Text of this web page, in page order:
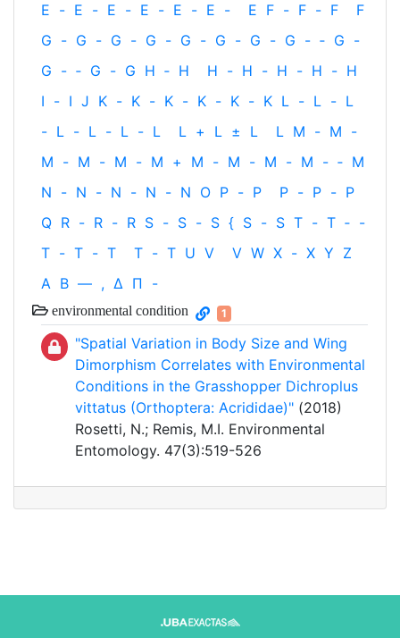
E - E - E - E - E - E - E F - F - F
F
G - G - G - G - G - G - G - G - ‐ G -
G - ‐ G - G H ‐ H H - H - H - H - H
I - I J K - K - K - K - K - K L - L - L
- L - L - L - L L + L ± L L M - M -
M - M - M - M + M - M - M - M - ‐ M
N - N - N - N - N O P - P P - P - P
Q R - R - R S - S - S { S - S T - T ‐ -
T - T - T T - T U V V W X - X Y Z
Α Β — , Δ Π -
environmental condition 1
"Spatial Variation in Body Size and Wing
Dimorphism Correlates with Environmental
Conditions in the Grasshopper Dichroplus
vittatus (Orthoptera: Acrididae)" (2018)
Rosetti, N.; Remis, M.I. Environmental
Entomology. 47(3):519-526